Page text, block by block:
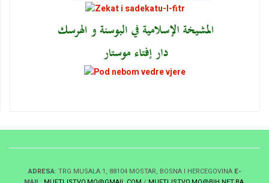
ADRESA: TRG MUSALA 1, 88104 MOSTAR, BOSNA I HERCEGOVINA E-